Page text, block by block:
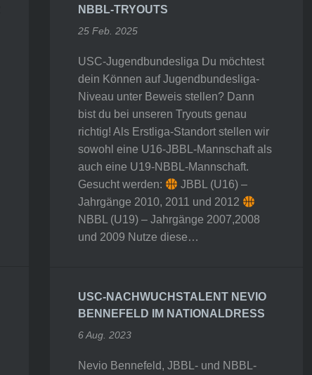
NBBL-TRYOUTS
25 Feb. 2025
USC-Jugendbundesliga Du möchtest
dein Können auf Jugendbundesliga-
Niveau unter Beweis stellen? Dann
bist du bei unseren Tryouts genau
richtig! Als Erstliga-Standort stellen wir
sowohl eine U16-JBBL-Mannschaft als
auch eine U19-NBBL-Mannschaft.
Gesucht werden:
JBBL (U16) –
Jahrgänge 2010, 2011 und 2012
NBBL (U19) – Jahrgänge 2007,2008
und 2009 Nutze diese…
USC-NACHWUCHSTALENT NEVIO
BENNEFELD IM NATIONALDRESS
6 Aug. 2023
Nevio Bennefeld, JBBL- und NBBL-